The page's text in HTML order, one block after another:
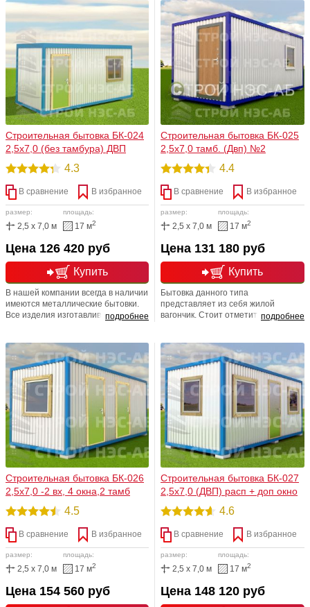
добротный и
многофункциональный. Свое
производство, демократичные
цены, разные планировки,
нестандартные решения, любая
размерная линейка - все эти
факторы не могут не радовать
наших дорогих приобретателей!
технологии и представляют из
себя: металлические конструкции
(из продольных и поперечных
балок), а также стоек, которые
соединяются между собой сваркой,
негорючая теплоизоляция,
пароизоляция, двухсторонняя
обшивка
Строительная бытовка БК-024
2,5х7,0 (без тамбура) ДВП
4.3
В сравнение В избранное
размер:
2,5 x 7,0 м
площадь:
17 м2
Купить
Цена 126 420 руб
подробнее
В нашей компании всегда в наличии
имеются металлические бытовки.
Все изделия изготавливаются по
по адресу: Москва, Дмитровское
шоссе, 62, корпус 2 и мы уверяем
Вас, Вы не разочаруетесь, ведь все
наши бытовки не только
утепленные, но и прочные,
добротные
Строительная бытовка БК-025
2,5х7,0 тамб. (Двп) №2
4.4
В сравнение В избранное
размер:
2,5 x 7,0 м
площадь:
17 м2
Купить
Цена 131 180 руб
подробнее
Бытовка данного типа
представляет из себя жилой
вагончик. Стоит отметить, что он
служит как отсекатель холодного
воздуха, ну, а в большую комнату
можно поставить все, что Вам
необходимо. В нашей компании Вы
сможете заказать любую мебель:
металлические и деревянные
кровати, столы, тумбочки.
Строительная бытовка БК-026
2,5х7,0 -2 вх, 4 окна,2 тамб
4.5
В сравнение В избранное
размер:
2,5 x 7,0 м
площадь:
17 м2
Цена 154 560 руб
Строительная бытовка БК-027
2,5х7,0 (ДВП) расп + доп окно
4.6
В сравнение В избранное
размер:
2,5 x 7,0 м
площадь:
17 м2
Цена 148 120 руб